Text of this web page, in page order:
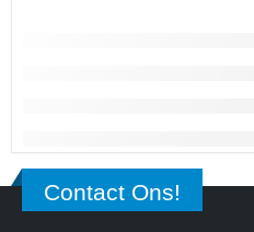
Contact Ons!